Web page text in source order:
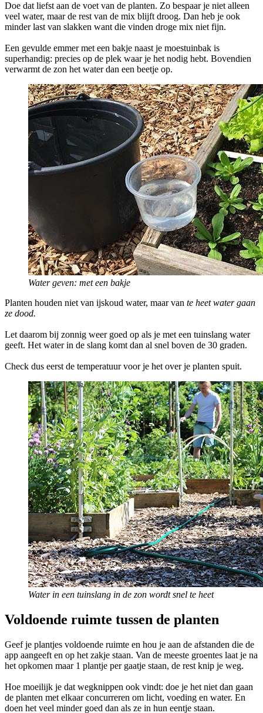
Doe dat liefst aan de voet van de planten. Zo bespaar je niet alleen
veel water, maar de rest van de mix blijft droog. Dan heb je ook
minder last van slakken want die vinden droge mix niet fijn.
Een gevulde emmer met een bakje naast je moestuinbak is
superhandig: precies op de plek waar je het nodig hebt. Bovendien
verwarmt de zon het water dan een beetje op.
Water geven: met een bakje
Planten houden niet van ijskoud water, maar van te heet water gaan
ze dood.
Let daarom bij zonnig weer goed op als je met een tuinslang water
geeft. Het water in de slang komt dan al snel boven de 30 graden.
Check dus eerst de temperatuur voor je het over je planten spuit.
Water in een tuinslang in de zon wordt snel te heet
Voldoende ruimte tussen de planten
Geef je plantjes voldoende ruimte en hou je aan de afstanden die de
app aangeeft en op het zakje staan. Van de meeste groentes laat je na
het opkomen maar 1 plantje per gaatje staan, de rest knip je weg.
Hoe moeilijk je dat wegknippen ook vindt: doe je het niet dan gaan
de planten met elkaar concurreren om licht, voeding en water. En
doen het veel minder goed dan als ze in hun eentje staan.